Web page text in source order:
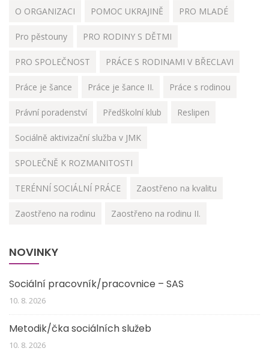
O ORGANIZACI POMOC UKRAJINĚ PRO MLADÉ
Pro pěstouny PRO RODINY S DĚTMI
PRO SPOLEČNOST PRÁCE S RODINAMI V BŘECLAVI
Práce je šance Práce je šance II. Práce s rodinou
Právní poradenství Předškolní klub Reslipen
Sociálně aktivizační služba v JMK
SPOLEČNĚ K ROZMANITOSTI
TERÉNNÍ SOCIÁLNÍ PRÁCE Zaostřeno na kvalitu
Zaostřeno na rodinu Zaostřeno na rodinu II.
NOVINKY
Sociální pracovník/pracovnice – SAS
10. 8. 2026
Metodik/čka sociálních služeb
10. 8. 2026